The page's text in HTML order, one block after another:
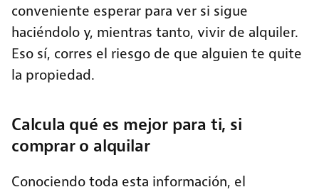
conveniente esperar para ver si sigue
haciéndolo y, mientras tanto, vivir de alquiler.
Eso sí, corres el riesgo de que alguien te quite
la propiedad.
Calcula qué es mejor para ti, si
comprar o alquilar
Conociendo toda esta información, el